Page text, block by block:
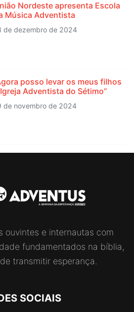
Nordeste apresenta Escola
Música Adventista
de dezembro de 2024
posso levar os meus filhos
Adventista do Sétimo”
de novembro de 2024
ouvintes e internautas com
fundamentados na bíblia,
transmitir esperança.
SOCIAIS